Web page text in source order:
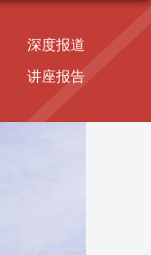
深度报道
讲座报告